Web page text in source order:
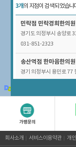
3개의 지점이 검색 되었습니
민락점 민락경희한의원
경기도 의정부시 송양로
031-851-2323
송산역점 한마음한의원
경기 의정부시 용민로 77
경기도 의정부시 시민로
031-878-0808
회사소개 서비스이용약관 개